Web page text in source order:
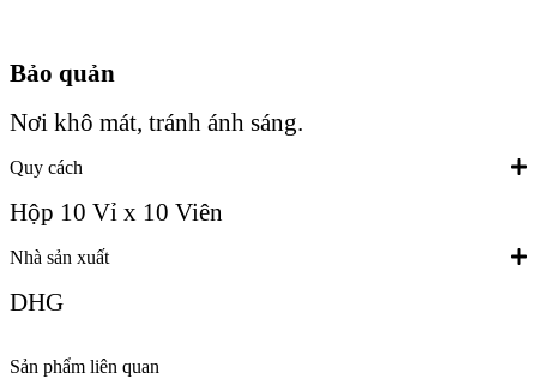
Bảo quản
Nơi khô mát, tránh ánh sáng.
Quy cách
Hộp 10 Vỉ x 10 Viên
Nhà sản xuất
DHG
Sản phẩm liên quan